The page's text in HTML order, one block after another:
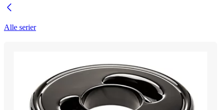
Alle serier